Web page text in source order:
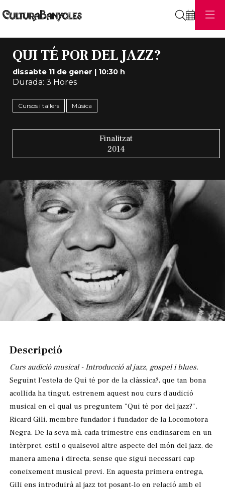
QUI TÉ POR DEL JAZZ?
dissabte 11 de gener | 10:30 h
Durada: 3 Hores
Cursos i tallers Música
Finalitzat
2014
Descripció
Curs audició musical - Introducció al jazz, gospel i blues.
Seguint l'estela de Qui té por de la clàssica?, que tan bona
acollida ha tingut, estrenem aquest nou curs d'audició
musical en el qual us preguntem "Qui té por del jazz?".
Ricard Gili, membre fundador i fundador de la Locomotora
Negra. De la seva mà, cada trimestre ens endinsarem en un
intèrpret, estil o qualsevol altre aspecte del món del jazz, de
manera amena i directa, sense que sigui necessari cap
coneixement musical previ. En aquesta primera entrega,
Gili ens introduirà al jazz tot posant-lo en relació amb el